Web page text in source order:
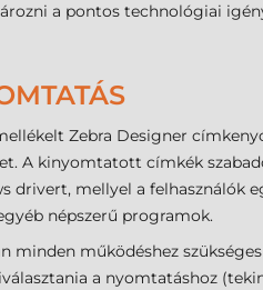
a pontos technológiai
Zebra Designer
A kinyomtatott címkék
drivert, mellyel a
népszerű programok.
működéshez
a nyomtatáshoz